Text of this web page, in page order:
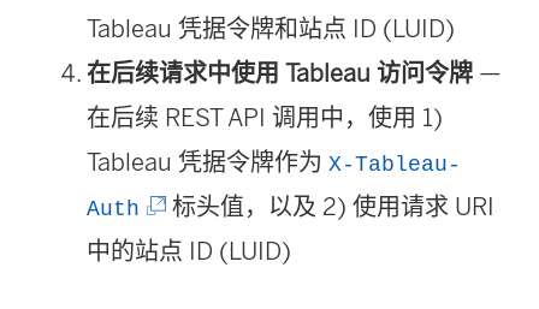
接
在
新
窗
口
中
Tableau 凭据令牌和站点 ID (LUID)
在后续请求中使用 Tableau 访问令牌 —
在后续 REST API 调用中，使用 1)
Tableau 凭据令牌作为 X-Tableau-
Auth (
链
标头值，以及 2) 使用请求 URI
中的站点 ID (LUID)